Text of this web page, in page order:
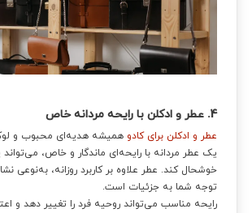
4. عطر و ادکلن با رایحه مردانه خاص
عطر و ادکلن برای کادو همیشه هدیه‌ای محبوب و
یک عطر مردانه با رایحه‌ای ماندگار و خاص، می‌تواند
خوشحال کند. عطر علاوه بر کاربرد روزانه، به‌نوعی
توجه شما به جزئیات است.
رایحه مناسب می‌تواند روحیه فرد را تغییر دهد و